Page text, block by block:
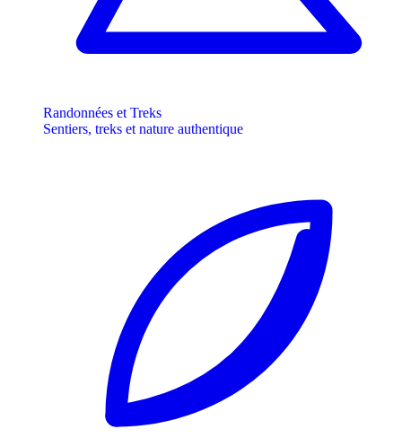
Randonnées et Treks
Sentiers, treks et nature authentique